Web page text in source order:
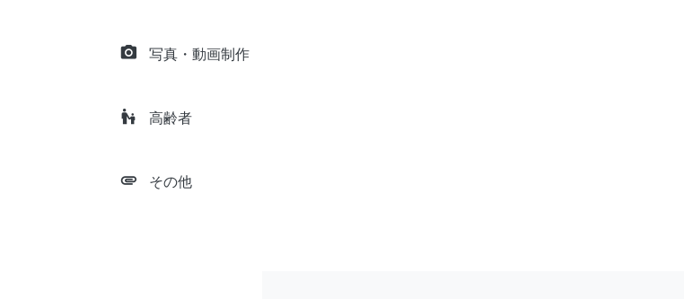
camera_alt 写真・動画制作
escalator_warning 高齢者
attachment その他